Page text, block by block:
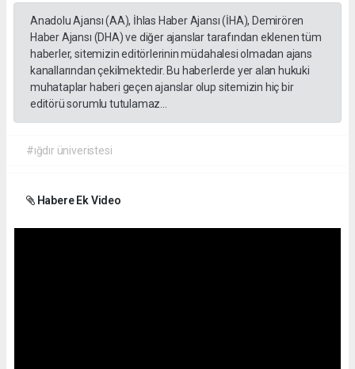
Anadolu Ajansı (AA), İhlas Haber Ajansı (İHA), Demirören
Haber Ajansı (DHA) ve diğer ajanslar tarafından eklenen tüm
haberler, sitemizin editörlerinin müdahalesi olmadan ajans
kanallarından çekilmektedir. Bu haberlerde yer alan hukuki
muhataplar haberi geçen ajanslar olup sitemizin hiç bir
editörü sorumlu tutulamaz...
#ığdır üniveristesi
Habere Ek Video